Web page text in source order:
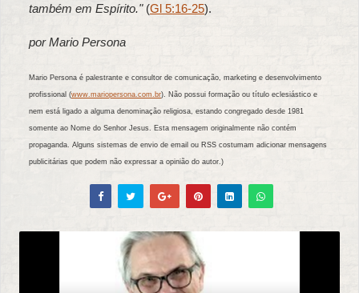
também em Espírito."(Gl 5:16-25).
por Mario Persona
Mario Persona é palestrante e consultor de comunicação, marketing e desenvolvimento
profissional (www.mariopersona.com.br). Não possui formação ou título eclesiástico e
nem está ligado a alguma denominação religiosa, estando congregado desde 1981
somente ao Nome do Senhor Jesus. Esta mensagem originalmente não contém
propaganda. Alguns sistemas de envio de email ou RSS costumam adicionar mensagens
publicitárias que podem não expressar a opinião do autor.)